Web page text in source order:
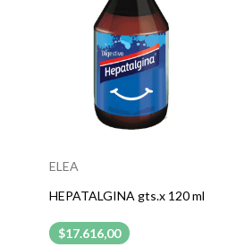
ELEA
HEPATALGINA gts.x 120 ml
$17.616,00